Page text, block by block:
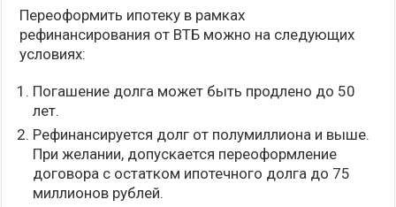
Переоформить ипотеку в рамках
рефинансирования от ВТБ можно на следующих
условиях:
Погашение долга может быть продлено до 50
лет.
Рефинансируется долг от полумиллиона и выше.
При желании, допускается переоформление
договора с остатком ипотечного долга до 75
миллионов рублей.